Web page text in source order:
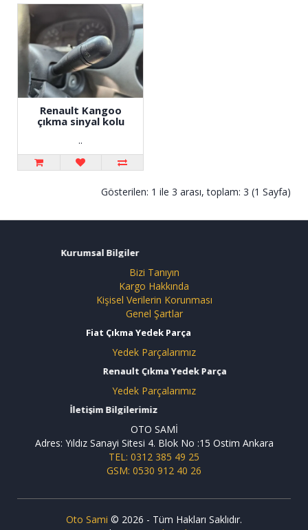
Renault Kangoo
çıkma sinyal kolu
..
Gösterilen: 1 ile 3 arası, toplam: 3 (1 Sayfa)
Kurumsal Bilgiler
Bizi Tanıyın
Kargo Hakkında
Kişisel Verilerin Korunması
Genel Şartlar
Fiat Çıkma Yedek Parça
Yedek Parçalarımız
Renault Çıkma Yedek Parça
Yedek Parçalarımız
İletişim Bilgilerimiz
OTO SAMİ
Adres: Yıldız Sanayi Sitesi 4. Blok No :15 Ostim Ankara
TEL: 0312 385 49 25
GSM: 0530 912 40 26
Oto Sami © 2026 - Tüm Hakları Saklıdır.